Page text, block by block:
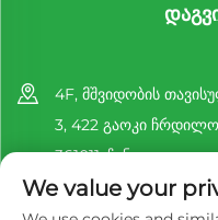
4F, მშვიდობის
3, 422 გაოკი
361011, ჩინეთი
We value your